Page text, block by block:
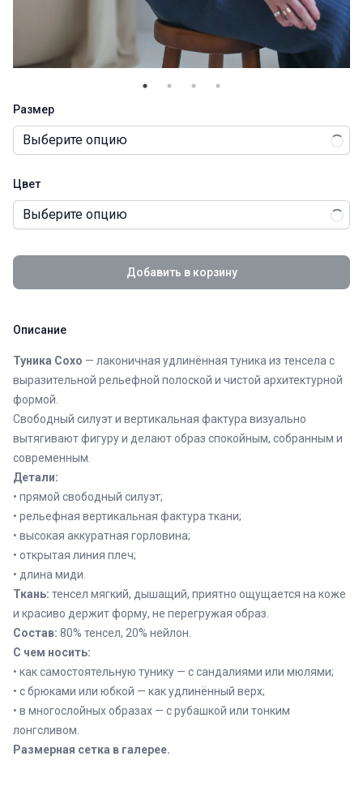
Размер
Выберите опцию
Цвет
Выберите опцию
Добавить в корзину
Описание
Туника Сохо — лаконичная удлинённая туника из тенсела с
выразительной рельефной полоской и чистой архитектурной
формой.
Свободный силуэт и вертикальная фактура визуально
вытягивают фигуру и делают образ спокойным, собранным и
современным.
Детали:
• прямой свободный силуэт;
• рельефная вертикальная фактура ткани;
• высокая аккуратная горловина;
• открытая линия плеч;
• длина миди.
Ткань: тенсел мягкий, дышащий, приятно ощущается на коже
и красиво держит форму, не перегружая образ.
Состав: 80% тенсел, 20% нейлон.
С чем носить:
• как самостоятельную тунику — с сандалиями или мюлями;
• с брюками или юбкой — как удлинённый верх;
• в многослойных образах — с рубашкой или тонким
лонгсливом.
Размерная сетка в галерее.